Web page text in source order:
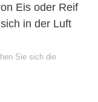
Eis oder Reif
in der Luft
Sie sich die